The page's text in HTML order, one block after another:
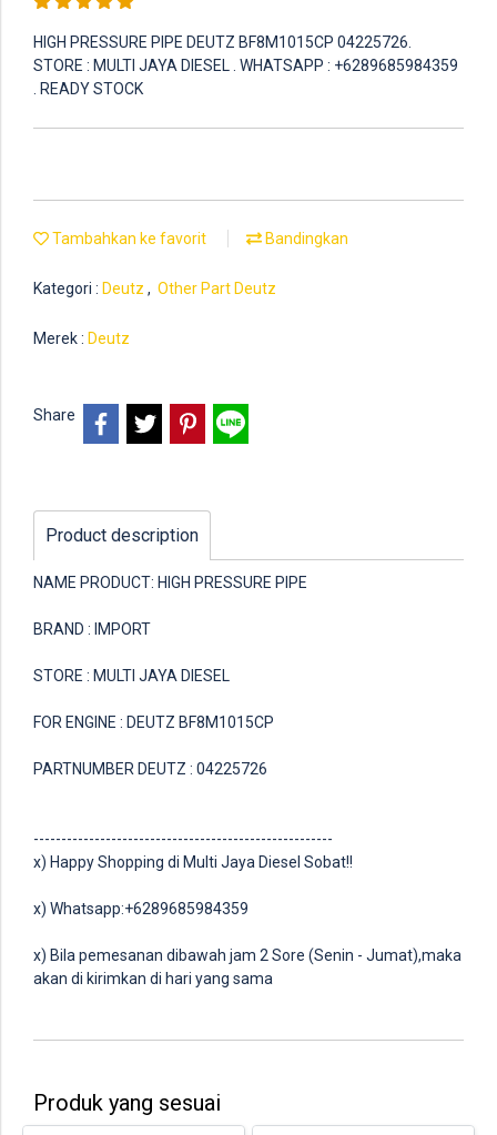
HIGH PRESSURE PIPE DEUTZ BF8M1015CP 04225726.
STORE : MULTI JAYA DIESEL . WHATSAPP : +6289685984359
. READY STOCK
Tambahkan ke favorit Bandingkan
Kategori : Deutz , Other Part Deutz
Merek : Deutz
Share
Product description
NAME PRODUCT: HIGH PRESSURE PIPE
BRAND : IMPORT
STORE : MULTI JAYA DIESEL
FOR ENGINE : DEUTZ BF8M1015CP
PARTNUMBER DEUTZ : 04225726
------------------------------------------------------
x) Happy Shopping di Multi Jaya Diesel Sobat!!
x) Whatsapp:+6289685984359
x) Bila pemesanan dibawah jam 2 Sore (Senin - Jumat),maka
akan di kirimkan di hari yang sama
Produk yang sesuai